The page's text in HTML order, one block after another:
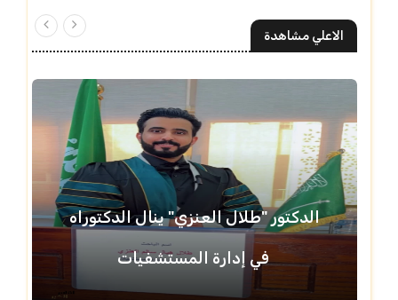
الاعلي مشاهدة
الدكتور "طلال العنزي" ينال الدكتوراه
في إدارة المستشفيات